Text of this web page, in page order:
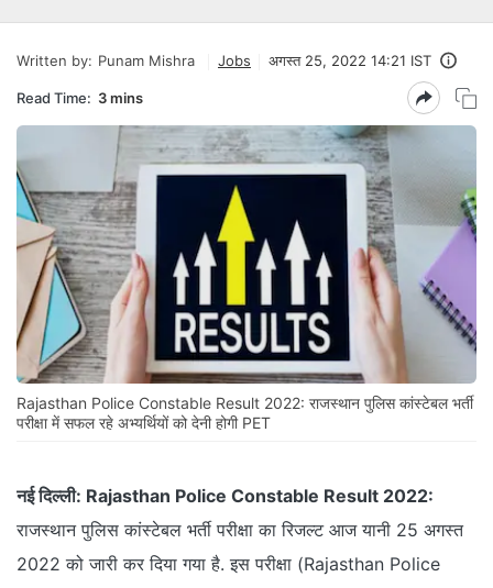
Written by: Punam Mishra Jobs अगस्त 25, 2022 14:21 IST
Read Time: 3 mins
Rajasthan Police Constable Result 2022: राजस्थान पुलिस कांस्टेबल भर्ती
परीक्षा में सफल रहे अभ्यर्थियों को देनी होगी PET
नई दिल्ली: Rajasthan Police Constable Result 2022:
राजस्थान पुलिस कांस्टेबल भर्ती परीक्षा का रिजल्ट आज यानी 25 अगस्त
2022 को जारी कर दिया गया है. इस परीक्षा (Rajasthan Police